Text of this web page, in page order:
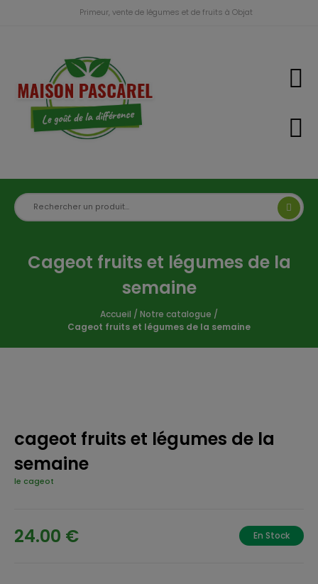
Primeur, vente de légumes et de fruits à Objat
Cageot fruits et légumes de la
semaine
Accueil / Notre catalogue /
Cageot fruits et légumes de la semaine
cageot fruits et légumes de la
semaine
le cageot
24.00 € En Stock